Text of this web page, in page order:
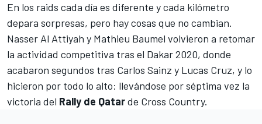
En los raids cada día es diferente y cada kilómetro
depara sorpresas, pero hay cosas que no cambian.
Nasser Al Attiyah y Mathieu Baumel volvieron a retomar
la actividad competitiva tras el Dakar2020, donde
acabaron segundos tras Carlos Sainz y Lucas Cruz, y lo
hicieron por todo lo alto: llevándose por séptima vez la
victoria del Rally de Qatarde Cross Country.